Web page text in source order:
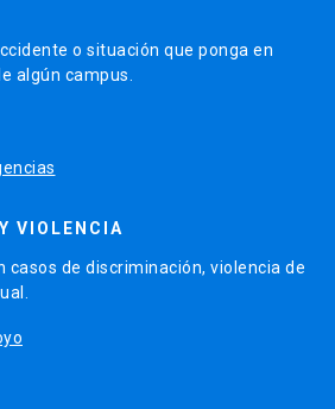
o situación que ponga en
algún campus.
VIOLENCIA
casos de discriminación, violencia de